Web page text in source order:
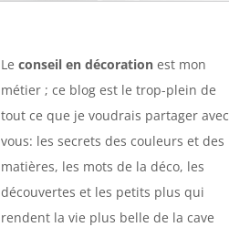
Le conseil en décoration est mon
métier ; ce blog est le trop-plein de
tout ce que je voudrais partager avec
vous: les secrets des couleurs et des
matières, les mots de la déco, les
découvertes et les petits plus qui
rendent la vie plus belle de la cave